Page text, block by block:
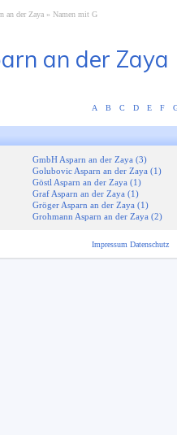
an der Zaya Namen mit G
an der Zaya
A B C D E F
GmbH Asparn an der Zaya (3)
Golubovic Asparn an der Zaya (1)
Göstl Asparn an der Zaya (1)
Graf Asparn an der Zaya (1)
Gröger Asparn an der Zaya (1)
Grohmann Asparn an der Zaya (2)
Impressum Datenschutz